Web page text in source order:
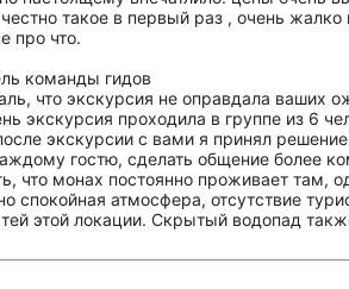
такое в первый раз , очень
про что.
команды гидов
что экскурсия не оправдала ваших
экскурсия проходила в группе из 6
экскурсии с вами я принял
гостю, сделать общение более
что монах постоянно проживает там,
спокойная атмосфера, отсутствие
этой локации. Скрытый водопад
красивой природой и чистой горной
Благодарю вас за обратную